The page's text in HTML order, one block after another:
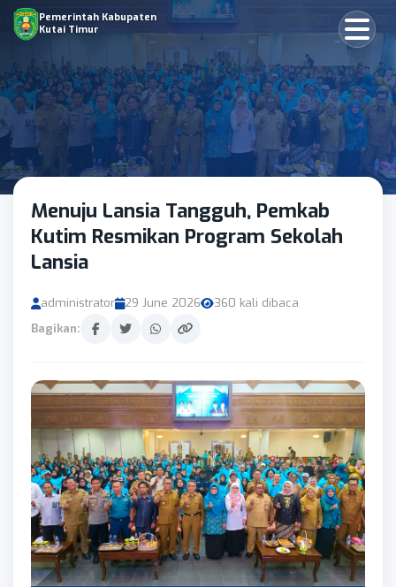
Pemerintah Kabupaten
Kutai Timur
Menuju Lansia Tangguh, Pemkab
Kutim Resmikan Program Sekolah
Lansia
administrator 29 June 2026
360 kali dibaca
Bagikan: